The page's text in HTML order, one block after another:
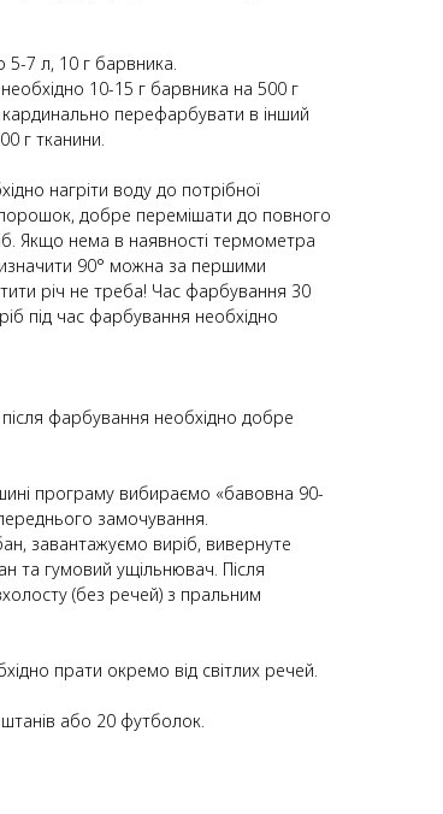
7 л, 10 г барвника.
10-15 г барвника на 500 г
кардинально перефарбувати в інший
г тканини.
нагріти воду до потрібної
добре перемішати до повного
Якщо нема в наявності термометра
90° можна за першими
річ не треба! Час фарбування 30
під час фарбування необхідно
фарбування необхідно добре
програму вибираємо «бавовна 90-
замочування.
завантажуємо виріб, вивернуте
та гумовий ущільнювач. Після
(без речей) з пральним
прати окремо від світлих речей.
або 20 футболок.